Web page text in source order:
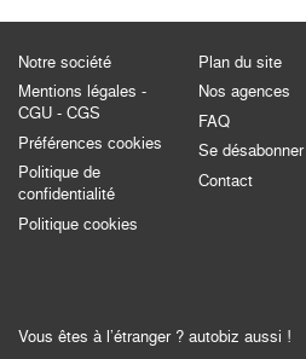
Notre société
Mentions légales -
CGU - CGS
Préférences cookies
Politique de
confidentialité
Politique cookies
Plan du site
Nos agences
FAQ
Se désabonner
Contact
Vous êtes à l’étranger ? autobiz aussi !